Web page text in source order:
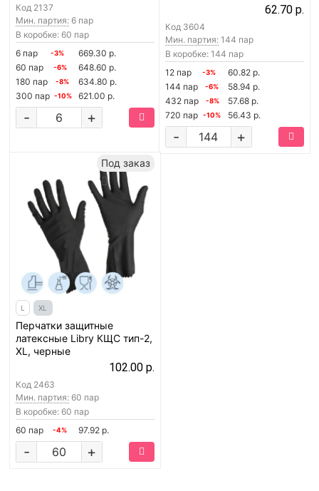
Код 2137
Мин. партия: 6 пар
В коробке: 60 пар
6 пар
-3%
669.30 р.
60 пар
-6%
648.60 р.
180 пар
-8%
634.80 р.
300 пар -10% 621.00 р.
+
-
62.70 р.
Код 3604
Мин. партия: 144 пар
В коробке: 144 пар
12 пар
-3%
60.82 р.
144 пар
-6%
58.94 р.
432 пар
-8%
57.68 р.
720 пар
-10% 56.43 р.
+
-
Под заказ
L XL
Перчатки защитные
латексные Libry КЩС тип-2,
XL, черные
102.00 р.
Код 2463
Мин. партия: 60 пар
В коробке: 60 пар
60 пар
-4% 97.92 р.
+
-